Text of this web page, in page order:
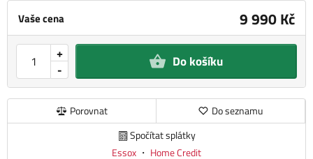
Vaše cena 9 990 Kč
-
+ Do košíku
Porovnat
Do seznamu
Spočítat splátky
Essox ・ Home Credit